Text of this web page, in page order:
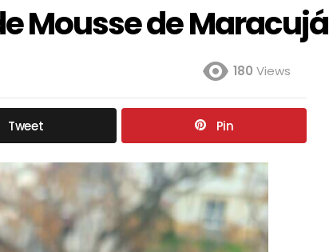
Mousse de Maracujá
180 Views
Tweet Pin